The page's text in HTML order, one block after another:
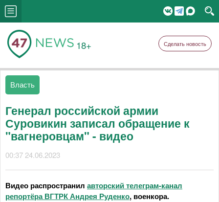
18+ Сделать новость
Власть
Генерал российской армии
Суровикин записал обращение к
"вагнеровцам" - видео
00:37 24.06.2023
Видео распространил авторский телеграм-канал
репортёра ВГТРК Андрея Руденко, военкора.